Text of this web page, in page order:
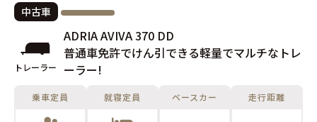
中古車
トレーラー
ADRIA AVIVA 370 DD
普通車免許でけん引できる軽量でマルチなトレ
ーラー!
乗車定員 就寝定員 ベースカー 走行距離